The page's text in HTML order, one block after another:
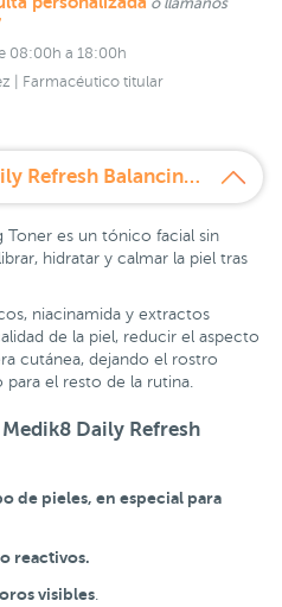
08:00h a 18:00h
| Farmacéutico titular
¿Qué es Medik8 Daily Refresh Balancing Toner?
Toner es un tónico facial sin
hidratar y calmar la piel tras
niacinamida y extractos
de la piel, reducir el aspecto
cutánea, dejando el rostro
el resto de la rutina.
Daily Refresh
de pieles, en especial para
reactivos.
visibles